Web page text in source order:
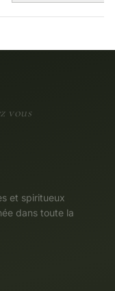
vous
et spiritueux
dans toute la